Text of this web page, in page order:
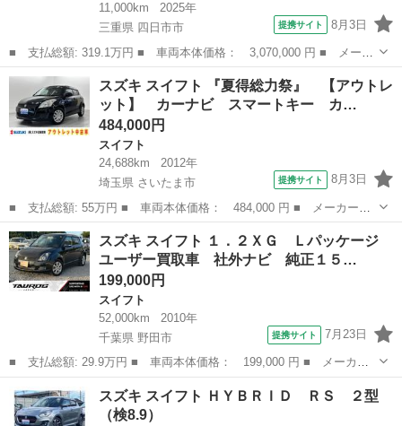
11,000km
2025年
三重県 四日市市
提携サイト 8月3日
■ 支払総額: 319.1万円 ■ 車両本体価格： 3,070,000 円 ■ メーカ
ー名： スズキ ■ 車種名： スイフトスポーツ ■ グレード名：
ＺＣ３３Ｓ ファイナルエディション ブラックパッケージ ＴＥＩ
Ｎショッ...
三重 四日市市 スイフト
スズキ スイフト 『夏得総力祭』 【アウトレ
ット】 カーナビ スマートキー カ…
484,000円
スイフト
24,688km
2012年
埼玉県 さいたま市
提携サイト 8月3日
■ 支払総額: 55万円 ■ 車両本体価格： 484,000 円 ■ メーカー
名： スズキ ■ 車種名： スイフト ■ グレード名： 『夏得総力
祭』 【アウトレット】 カーナビ スマートキー カーナビゲーシ
ョン Ｂｌｕｅｔ...
埼玉 さいたま市 スイフト
スズキ スイフト １．２ＸＧ Ｌパッケージ
ユーザー買取車 社外ナビ 純正１５…
199,000円
スイフト
52,000km
2010年
千葉県 野田市
提携サイト 7月23日
■ 支払総額: 29.9万円 ■ 車両本体価格： 199,000 円 ■ メーカー
名： スズキ ■ 車種名： スイフト ■ グレード名： １．２Ｘ
Ｇ Ｌパッケージ ユーザー買取車 社外ナビ 純正１５インチアル
ミ ＨＩＤヘッ...
スイフト
スズキ スイフト ＨＹＢＲＩＤ ＲＳ ２型
（検8.9）